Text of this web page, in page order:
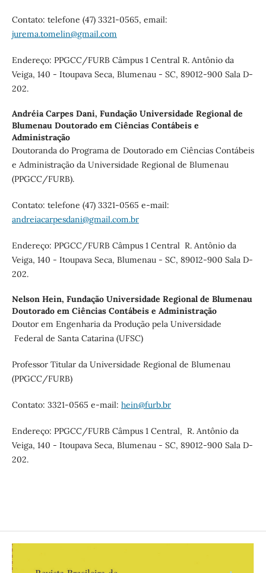
Contato: telefone (47) 3321-0565, email:
jurema.tomelin@gmail.com
Endereço: PPGCC/FURB Câmpus 1 Central R. Antônio da
Veiga, 140 - Itoupava Seca, Blumenau - SC, 89012-900 Sala D-
202.
Andréia Carpes Dani, Fundação Universidade Regional de
Blumenau Doutorado em Ciências Contábeis e
Administração
Doutoranda do Programa de Doutorado em Ciências Contábeis
e Administração da Universidade Regional de Blumenau
(PPGCC/FURB).
Contato: telefone (47) 3321-0565 e-mail:
andreiacarpesdani@gmail.com.br
Endereço: PPGCC/FURB Câmpus 1 Central R. Antônio da
Veiga, 140 - Itoupava Seca, Blumenau - SC, 89012-900 Sala D-
202.
Nelson Hein, Fundação Universidade Regional de Blumenau
Doutorado em Ciências Contábeis e Administração
Doutor em Engenharia da Produção pela Universidade
Federal de Santa Catarina (UFSC)
Professor Titular da Universidade Regional de Blumenau
(PPGCC/FURB)
Contato: 3321-0565 e-mail: hein@furb.br
Endereço: PPGCC/FURB Câmpus 1 Central, R. Antônio da
Veiga, 140 - Itoupava Seca, Blumenau - SC, 89012-900 Sala D-
202.